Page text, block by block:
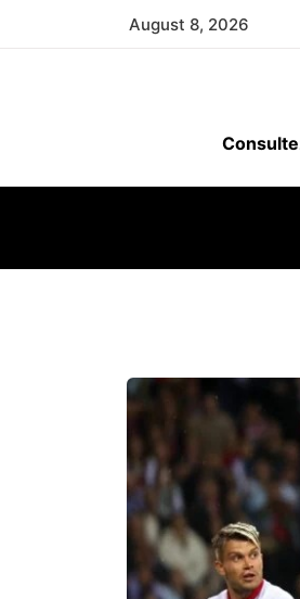
August 8, 2026